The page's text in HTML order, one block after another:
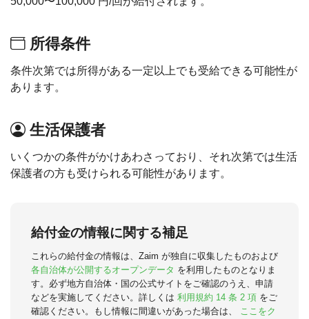
所得条件
条件次第では所得がある一定以上でも受給できる可能性が
あります。
生活保護者
いくつかの条件がかけあわさっており、それ次第では生活
保護者の方も受けられる可能性があります。
給付金の情報に関する補足
これらの給付金の情報は、Zaim が独自に収集したものおよび
各自治体が公開するオープンデータ を利用したものとなりま
す。必ず地方自治体・国の公式サイトをご確認のうえ、申請
などを実施してください。詳しくは 利用規約 14 条 2 項 をご
確認ください。もし情報に間違いがあった場合は、
ここをク